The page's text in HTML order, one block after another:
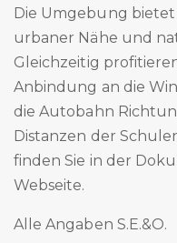
Die Umgebung bietet
urbaner Nähe und
Gleichzeitig
Anbindung an die
die Autobahn
Distanzen der
finden Sie in der
Webseite.
Alle Angaben S.E.&O.